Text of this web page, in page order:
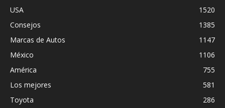
USA
1520
Consejos
1385
Marcas de Autos
1147
México
1106
América
755
Los mejores
581
Toyota
286